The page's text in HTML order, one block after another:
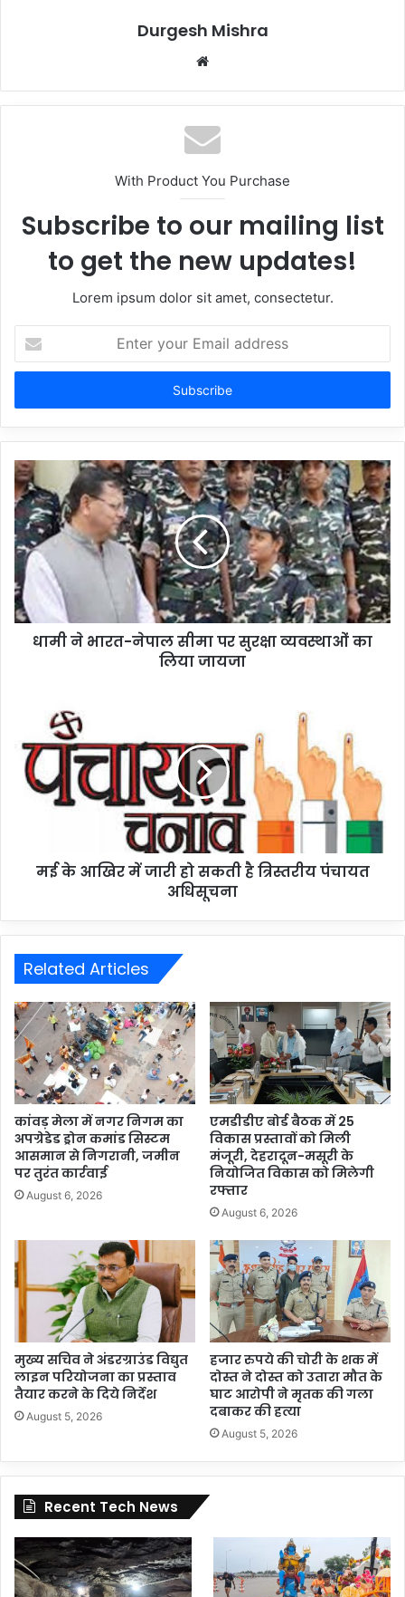
Durgesh Mishra
Website
With Product You Purchase
Subscribe to our mailing list
to get the new updates!
Lorem ipsum dolor sit amet, consectetur.
Enter
your
Email
धामी ने भारत-नेपाल सीमा पर सुरक्षा व्यवस्थाओं का
लिया जायजा
मई के आखिर में जारी हो सकती है त्रिस्तरीय पंचायत
अधिसूचना
Related Articles
कांवड़ मेला में नगर निगम का
अपग्रेडेड ड्रोन कमांड सिस्टम
आसमान से निगरानी, जमीन
पर तुरंत कार्रवाई
August 6, 2026
एमडीडीए बोर्ड बैठक में 25
विकास प्रस्तावों को मिली
मंजूरी, देहरादून-मसूरी के
नियोजित विकास को मिलेगी
रफ्तार
August 6, 2026
मुख्य सचिव ने अंडरग्राउंड विद्युत
लाइन परियोजना का प्रस्ताव
तैयार करने के दिये निर्देश
August 5, 2026
हजार रुपये की चोरी के शक में
दोस्त ने दोस्त को उतारा मौत के
घाट आरोपी ने मृतक की गला
दबाकर की हत्या
August 5, 2026
Recent Tech News